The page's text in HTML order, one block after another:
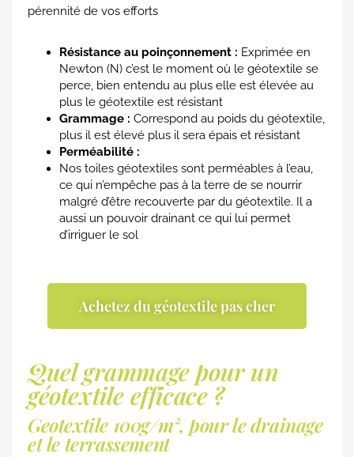
pérennité de vos efforts
Résistance au poinçonnement : Exprimée en
Newton (N) c’est le moment où le géotextile se
perce, bien entendu au plus elle est élevée au
plus le géotextile est résistant
Grammage : Correspond au poids du géotextile,
plus il est élevé plus il sera épais et résistant
Perméabilité :
Nos toiles géotextiles sont perméables à l’eau,
ce qui n’empêche pas à la terre de se nourrir
malgré d’être recouverte par du géotextile. Il a
aussi un pouvoir drainant ce qui lui permet
d’irriguer le sol
Achetez du géotextile pas cher
Quel grammage pour un
géotextile efficace ?
Geotextile 100g/m², pour le drainage
et le terrassement